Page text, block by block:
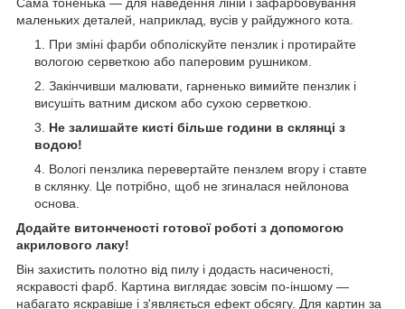
Сама тоненька — для наведення ліній і зафарбовування
маленьких деталей, наприклад, вусів у райдужного кота.
При зміні фарби обполіскуйте пензлик і протирайте
вологою серветкою або паперовим рушником.
Закінчивши малювати, гарненько вимийте пензлик і
висушіть ватним диском або сухою серветкою.
Не залишайте кисті більше години в склянці з
водою!
Вологі пензлика перевертайте пензлем вгору і ставте
в склянку. Це потрібно, щоб не згиналася нейлонова
основа.
Додайте витонченості готової роботі з допомогою
акрилового лаку!
Він захистить полотно від пилу і додасть насиченості,
яскравості фарб. Картина виглядає зовсім по-іншому —
набагато яскравіше і з'являється ефект обсягу. Для картин за